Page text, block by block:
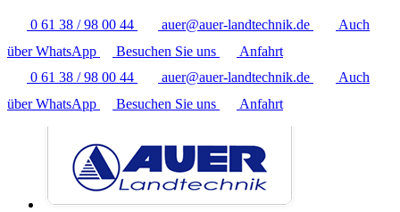
0 61 38 / 98 00 44 auer@auer-landtechnik.de
Auch
über WhatsApp
Besuchen Sie uns
Anfahrt
0 61 38 / 98 00 44
auer@auer-landtechnik.de
Auch
über WhatsApp
Besuchen Sie uns Anfahrt